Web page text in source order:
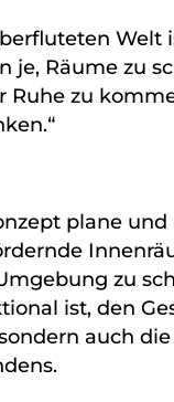
Welt
je, Räume zu
Ruhe zu
plane und
zu
ist, den
auch